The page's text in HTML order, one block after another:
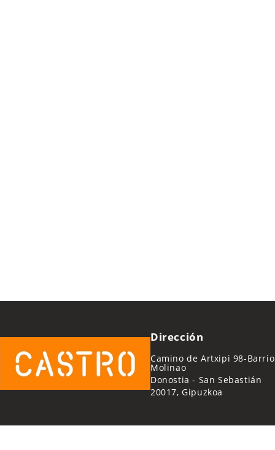
Dirección
Camino de Artxipi 98-Barrio
Molinao
Donostia - San Sebastián
20017, Gipuzkoa